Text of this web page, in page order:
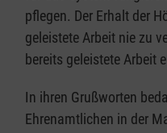
pflegen. Der Erhalt der
geleistete Arbeit nie zu
bereits geleistete Arbeit
In ihren Grußworten
Ehrenamtlichen in der